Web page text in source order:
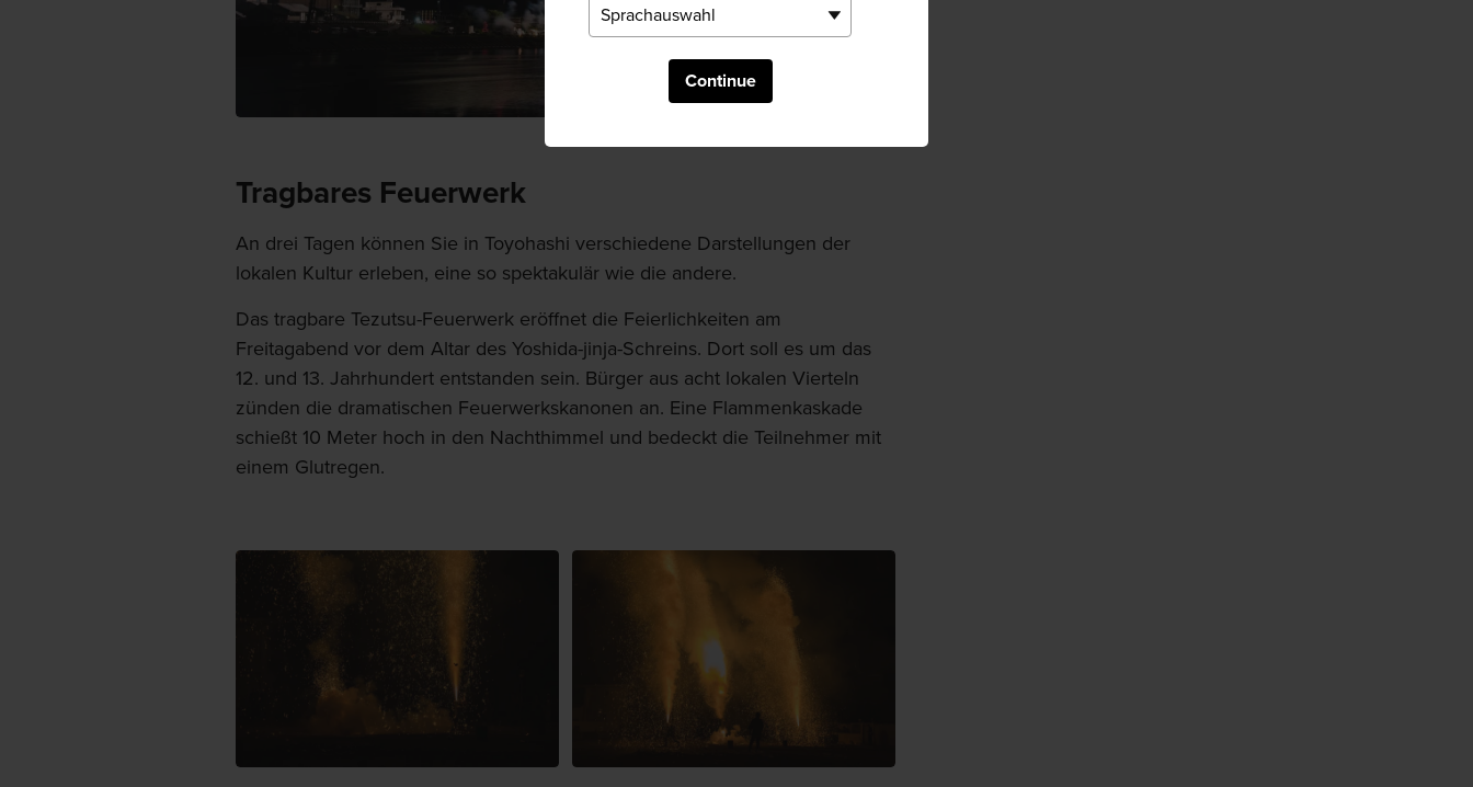
Continue
Tragbares Feuerwerk
An drei Tagen können Sie in Toyohashi verschiedene Darstellungen der
lokalen Kultur erleben, eine so spektakulär wie die andere.
Das tragbare Tezutsu-Feuerwerk eröffnet die Feierlichkeiten am
Freitagabend vor dem Altar des Yoshida-jinja-Schreins. Dort soll es um das
12. und 13. Jahrhundert entstanden sein. Bürger aus acht lokalen Vierteln
zünden die dramatischen Feuerwerkskanonen an. Eine Flammenkaskade
schießt 10 Meter hoch in den Nachthimmel und bedeckt die Teilnehmer mit
einem Glutregen.